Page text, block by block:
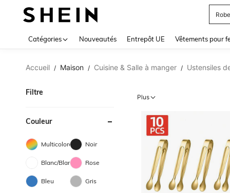
Jupe
Catégories Nouveautés Entrepôt UE Vêtements pour
Accueil / Maison / Cuisine & Salle à manger / Ustensiles
Filtre
Couleur
Multicolore Noir
Blanc/Blanche Rose
Bleu Gris
Plus